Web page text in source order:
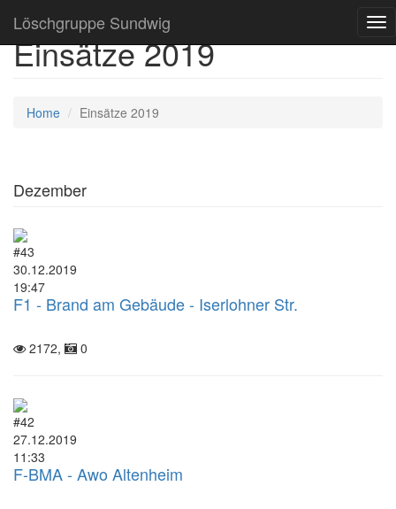
Löschgruppe Sundwig
Einsätze 2019
Home Einsätze 2019
Dezember
#43
30.12.2019
19:47
F1 - Brand am Gebäude - Iserlohner Str.
2172, 0
#42
27.12.2019
11:33
F-BMA - Awo Altenheim